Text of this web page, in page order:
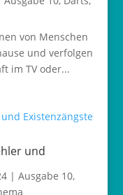
von Menschen
und verfolgen
im TV oder...
und
| Ausgabe 10,